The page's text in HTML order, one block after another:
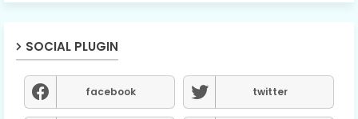
SOCIAL PLUGIN
facebook twitter